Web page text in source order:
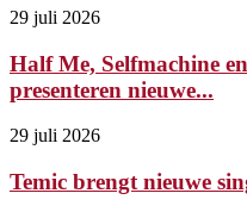
29 juli 2026
Half Me, Selfmachine
presenteren nieuwe...
29 juli 2026
Temic brengt nieuwe